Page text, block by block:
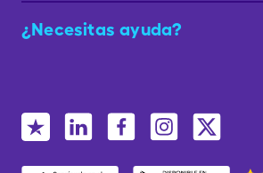
¿Necesitas ayuda?